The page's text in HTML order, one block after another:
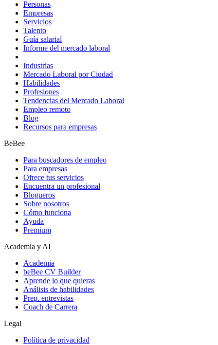
Personas
Empresas
Servicios
Talento
Guía salarial
Informe del mercado laboral
Industrias
Mercado Laboral por Ciudad
Habilidades
Profesiones
Tendencias del Mercado Laboral
Empleo remoto
Blog
Recursos para empresas
BeBee
Para buscadores de empleo
Para empresas
Ofrece tus servicios
Encuentra un profesional
Blogueros
Sobre nosotros
Cómo funciona
Ayuda
Premium
Academia y AI
Academia
beBee CV Builder
Aprende lo que quieras
Análisis de habilidades
Prep. entrevistas
Coach de Carrera
Legal
Política de privacidad